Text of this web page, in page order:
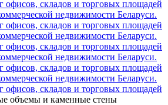
офисов, складов и торговых площадей
недвижимости Беларуси.
офисов, складов и торговых площадей
недвижимости Беларуси.
офисов, складов и торговых площадей
недвижимости Беларуси.
офисов, складов и торговых площадей
недвижимости Беларуси.
офисов, складов и торговых площадей
объемы и каменные стены